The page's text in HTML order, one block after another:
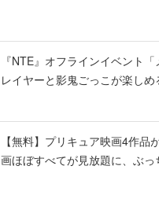
『NTE』オフラインイベント
レイヤーと影鬼ごっこが楽しめ
【無料】プリキュア映画4作
画ほぼすべてが見放題に、ぶ